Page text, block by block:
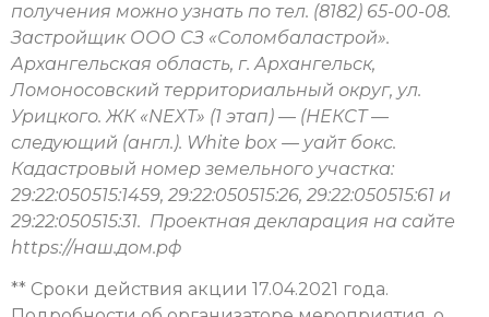
получения можно узнать по тел. (8182) 65-00-08.
Застройщик ООО СЗ «Соломбаластрой».
Архангельская область, г. Архангельск,
Ломоносовский территориальный округ, ул.
Урицкого. ЖК «NEXT» (1 этап) — (НЕКСТ —
следующий (англ.). White box — уайт бокс.
Кадастровый номер земельного участка:
29:22:050515:1459, 29:22:050515:26, 29:22:050515:61 и
29:22:050515:31. Проектная декларация на сайте
https://наш.дом.рф
** Сроки действия акции 17.04.2021 года.